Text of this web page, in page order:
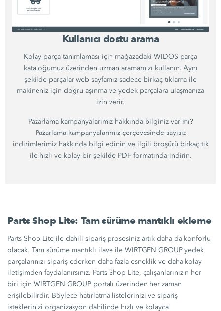
Kullanıcı dostu arama
Kolay parça tanımlaması için mağazadaki WIDOS parça
kataloğumuz üzerinden uzman aramamızı kullanın. Aynı
şekilde parçalar web sayfamız sadece birkaç tıklama ile
makineniz için doğru aşınma ve yedek parçalara ulaşmanıza
izin verir.
Pazarlama kampanyalarımız hakkında bilginiz var mı?
Pazarlama kampanyalarımız çerçevesinde sayısız
indirimlerimiz hakkında bilgi edinin ve ilgili broşürü birkaç tık
ile hızlı ve kolay bir şekilde PDF formatında indirin.
Parts Shop Lite: Tam sürüme mantıklı ekleme
Parts Shop Lite ile dahili sipariş prosesiniz artık daha da konforlu
olacak. Tam sürüme mantıklı ilave ile WIRTGEN GROUP yedek
parçalarınızı sipariş ederken daha fazla esneklik ve daha kolay
iletişimden faydalanırsınız. Parts Shop Lite, çalışanlarınızın her
biri için WIRTGEN GROUP portalı üzerinden her zaman
erişilebilirdir. Böylece hatırlatma listelerinizi ve sipariş
isteklerinizi organizasyon dahilinde hızlı ve kolayca